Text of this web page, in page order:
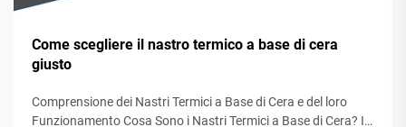
Come scegliere il nastro termico a base di cera
giusto
Comprensione dei Nastri Termici a Base di Cera e del loro
Funzionamento Cosa Sono i Nastri Termici a Base di Cera? I